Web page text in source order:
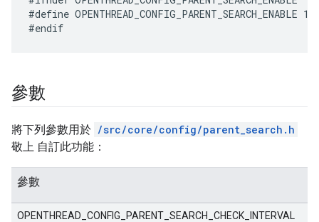
#define OPENTHREAD_CONFIG_PARENT_SEARCH_ENABLE 1
參數
將下列參數用於 /src/core/config/parent_search.h
敬上 自訂此功能：
參數
OPENTHREAD_CONFIG_PARENT_SEARCH_CHECK_INTERVAL